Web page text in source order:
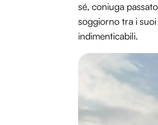
sé, coniuga
soggiorno tra i
indimenticabili.